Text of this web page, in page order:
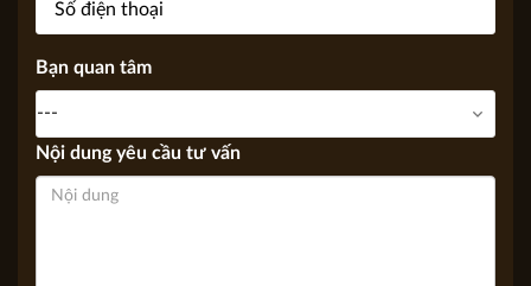
Bạn quan tâm
Nội dung yêu cầu tư vấn